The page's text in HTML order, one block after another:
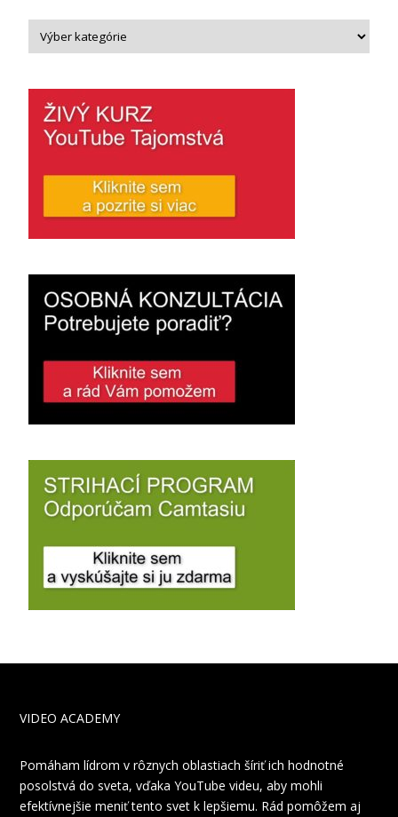
VIDEO ACADEMY
Pomáham lídrom v rôznych oblastiach šíriť ich hodnotné
posolstvá do sveta, vďaka YouTube videu, aby mohli
efektívnejšie meniť tento svet k lepšiemu. Rád pomôžem aj